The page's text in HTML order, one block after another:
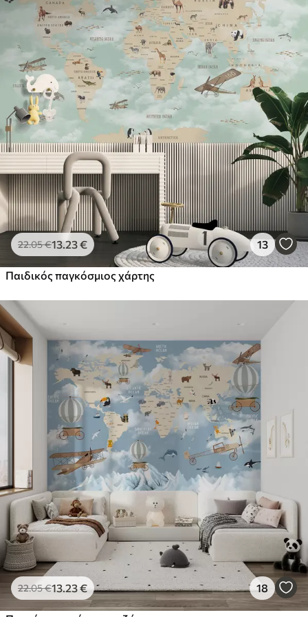
22.05€13.23€ 13
Παιδικός παγκόσμιος χάρτης
22.05€13.23€ 18